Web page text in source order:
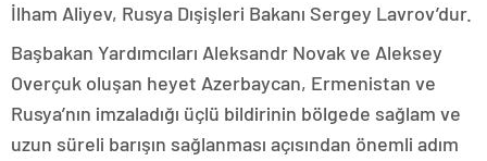
İlham Aliyev, Rusya Dışişleri Bakanı Sergey Lavrov’dur.
Başbakan Yardımcıları Aleksandr Novak ve Aleksey
Overçuk oluşan heyet Azerbaycan, Ermenistan ve
Rusya’nın imzaladığı üçlü bildirinin bölgede sağlam ve
uzun süreli barışın sağlanması açısından önemli adım